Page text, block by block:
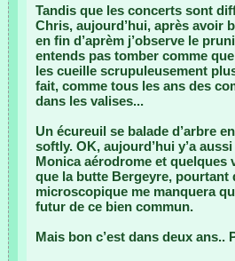
Tandis que les concerts sont
Chris, aujourd’hui, après avoir
en fin d’aprèm j’observe le
entends pas tomber comme
les cueille scrupuleusement
fait, comme tous les ans des
dans les valises...
Un écureuil se balade d’arbre
softly. OK, aujourd’hui y’a
Monica aérodrome et
que la butte Bergeyre, pourtant
microscopique me manquera
futur de ce bien commun.
Mais bon c’est dans deux